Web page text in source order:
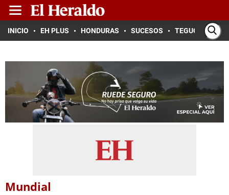
INICIO EH PLUS HONDURAS SUCESOS TEGUCIGALPA
Mundial